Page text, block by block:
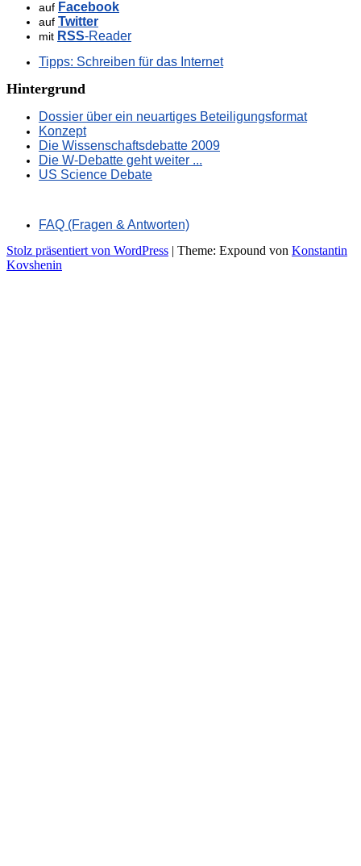
auf Facebook
auf Twitter
mit RSS-Reader
Tipps: Schreiben für das Internet
Hintergrund
Dossier über ein neuartiges Beteiligungsformat
Konzept
Die Wissenschaftsdebatte 2009
Die W-Debatte geht weiter ...
US Science Debate
FAQ (Fragen & Antworten)
Stolz präsentiert von WordPress | Theme: Expound von Konstantin
Kovshenin